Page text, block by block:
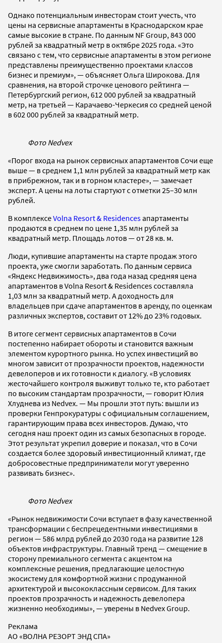
Однако потенциальным инвесторам стоит учесть, что
цены на сервисные апартаменты в Краснодарском крае
самые высокие в стране. По данным NF Group, 843 000
рублей за квадратный метр в октябре 2025 года. «Это
связано с тем, что сервисные апартаменты в этом регионе
представлены преимущественно проектами классов
бизнес и премиум», — объясняет Ольга Широкова. Для
сравнения, на второй строчке ценового рейтинга —
Петербургский регион, 612 000 рублей за квадратный
метр, на третьей — Карачаево-Черкесия со средней ценой
в 602 000 рублей за квадратный метр.
Фото Nedvex
«Порог входа на рынок сервисных апартаментов Сочи еще
выше — в среднем 1,1 млн рублей за квадратный метр как
в прибрежном, так и в горном кластере», — замечает
эксперт. А цены на лоты стартуют с отметки 25–30 млн
рублей.
В комплексеVolna Resort & Residencesапартаменты
продаются в среднем по цене 1,35 млн рублей за
квадратный метр. Площадь лотов — от 28 кв. м.
Люди, купившие апартаменты на старте продаж этого
проекта, уже смогли заработать. По данным сервиса
«Яндекс Недвижимость», два года назад средняя цена
апартаментов в Volna Resort & Residences составляла
1,03 млн за квадратный метр. А доходность для
владельцев при сдаче апартаментов в аренду, по оценкам
различных экспертов, составит от 12% до 23% годовых.
В итоге сегмент сервисных апартаментов в Сочи
постепенно набирает обороты и становится важным
элементом курортного рынка. Но успех инвестиций во
многом зависит от прозрачности проектов, надежности
девелоперов и их готовности к диалогу. «В условиях
жесточайшего контроля выживут только те, кто работает
по высоким стандартам прозрачности, — говорит Юлия
Хлуднева из Nedvex. — Мы прошли этот путь: вышли из
проверки Генпрокуратуры с официальным соглашением,
гарантирующим права всех инвесторов. Думаю, что
сегодня наш проект один из самых безопасных в городе.
Этот результат укрепил доверие и показал, что в Сочи
создается более здоровый инвестиционный климат, где
добросовестные предприниматели могут уверенно
развивать бизнес».
Фото Nedvex
«Рынок недвижимости Сочи вступает в фазу качественной
трансформации с беспрецедентными инвестициями в
регион — 586 млрд рублей до 2030 года на развитие 128
объектов инфраструктуры. Главный тренд — смещение в
сторону премиального сегмента с акцентом на
комплексные решения, предлагающие целостную
экосистему для комфортной жизни с продуманной
архитектурой и высококлассным сервисом. Для таких
проектов прозрачность и надежность девелопера
жизненно необходимы», — уверены в Nedvex Group.
Реклама
АО «ВОЛНА РЕЗОРТ ЭНД СПА»